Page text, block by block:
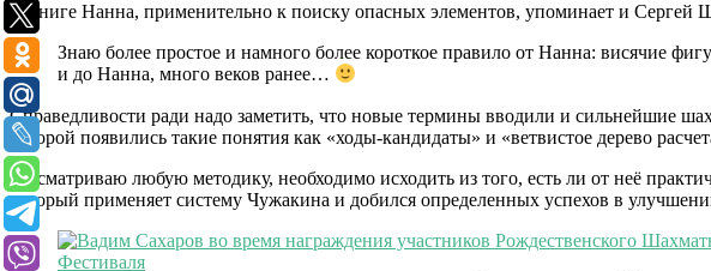
О книге Нанна, применительно к поиску опасных элементов, упоминает и Сергей
Знаю более простое и намного более короткое правило от Нанна: висячие
и до Нанна, много веков ранее…
Справедливости ради надо заметить, что новые термины вводили и сильнейшие
которой появились такие понятия как «ходы-кандидаты» и «ветвистое дерево
Рассматриваю любую методику, необходимо исходить из того, есть ли от неё
который применяет систему Чужакина и добился определенных успехов в